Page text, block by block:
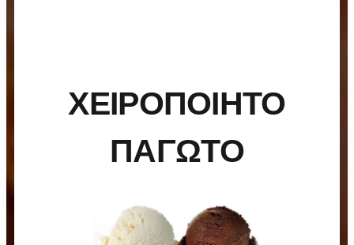
ΧΕΙΡΟΠΟΙΗΤΟ
ΠΑΓΩΤΟ